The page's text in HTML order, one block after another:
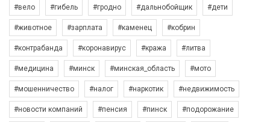
#вело #гибель #гродно #дальнобойщик #дети
#животное #зарплата #каменец #кобрин
#контрабанда #коронавирус #кража #литва
#медицина #минск #минская_область #мото
#мошенничество #налог #наркотик #недвижимость
#новости компаний #пенсия #пинск #подорожание